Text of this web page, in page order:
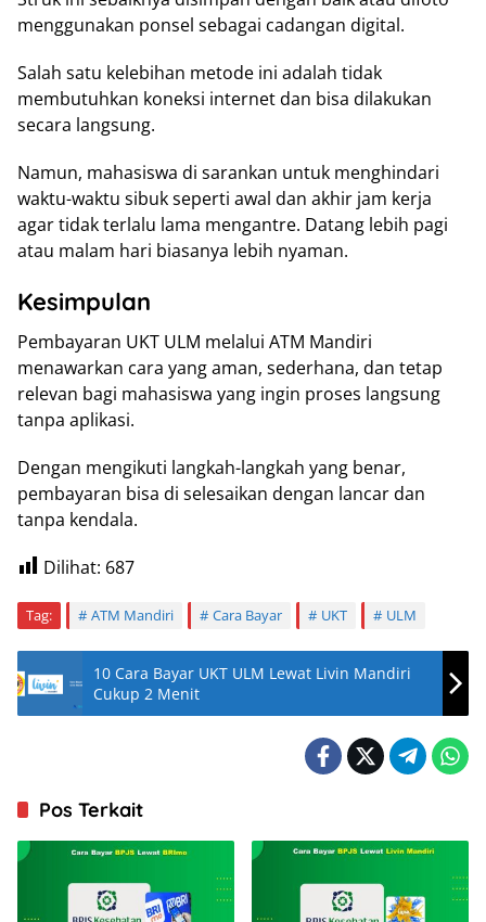
menggunakan ponsel sebagai cadangan digital.
Salah satu kelebihan metode ini adalah tidak
membutuhkan koneksi internet dan bisa dilakukan
secara langsung.
Namun, mahasiswa di sarankan untuk menghindari
waktu-waktu sibuk seperti awal dan akhir jam kerja
agar tidak terlalu lama mengantre. Datang lebih pagi
atau malam hari biasanya lebih nyaman.
Kesimpulan
Pembayaran UKT ULM melalui ATM Mandiri
menawarkan cara yang aman, sederhana, dan tetap
relevan bagi mahasiswa yang ingin proses langsung
tanpa aplikasi.
Dengan mengikuti langkah-langkah yang benar,
pembayaran bisa di selesaikan dengan lancar dan
tanpa kendala.
Dilihat: 687
Tag: ATM Mandiri Cara Bayar UKT ULM
10 Cara Bayar UKT ULM Lewat Livin Mandiri
Cukup 2 Menit
Pos Terkait